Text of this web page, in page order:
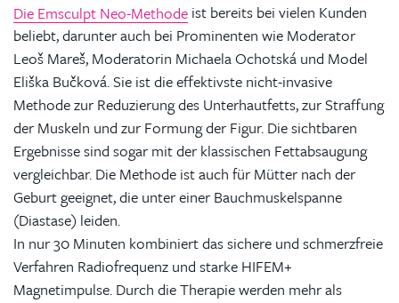
Die Emsculpt Neo-Methode ist bereits bei vielen Kunden
beliebt, darunter auch bei Prominenten wie Moderator
Leoš Mareš, Moderatorin Michaela Ochotská und Model
Eliška Bučková. Sie ist die effektivste nicht-invasive
Methode zur Reduzierung des Unterhautfetts, zur Straffung
der Muskeln und zur Formung der Figur. Die sichtbaren
Ergebnisse sind sogar mit der klassischen Fettabsaugung
vergleichbar. Die Methode ist auch für Mütter nach der
Geburt geeignet, die unter einer Bauchmuskelspanne
(Diastase) leiden.
In nur 30 Minuten kombiniert das sichere und schmerzfreie
Verfahren Radiofrequenz und starke HIFEM+
Magnetimpulse. Durch die Therapie werden mehr als